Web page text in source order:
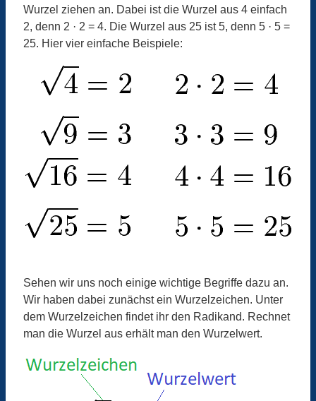
Wurzel ziehen an. Dabei ist die Wurzel aus 4 einfach
2, denn 2 · 2 = 4. Die Wurzel aus 25 ist 5, denn 5 · 5 =
25. Hier vier einfache Beispiele:
Sehen wir uns noch einige wichtige Begriffe dazu an.
Wir haben dabei zunächst ein Wurzelzeichen. Unter
dem Wurzelzeichen findet ihr den Radikand. Rechnet
man die Wurzel aus erhält man den Wurzelwert.